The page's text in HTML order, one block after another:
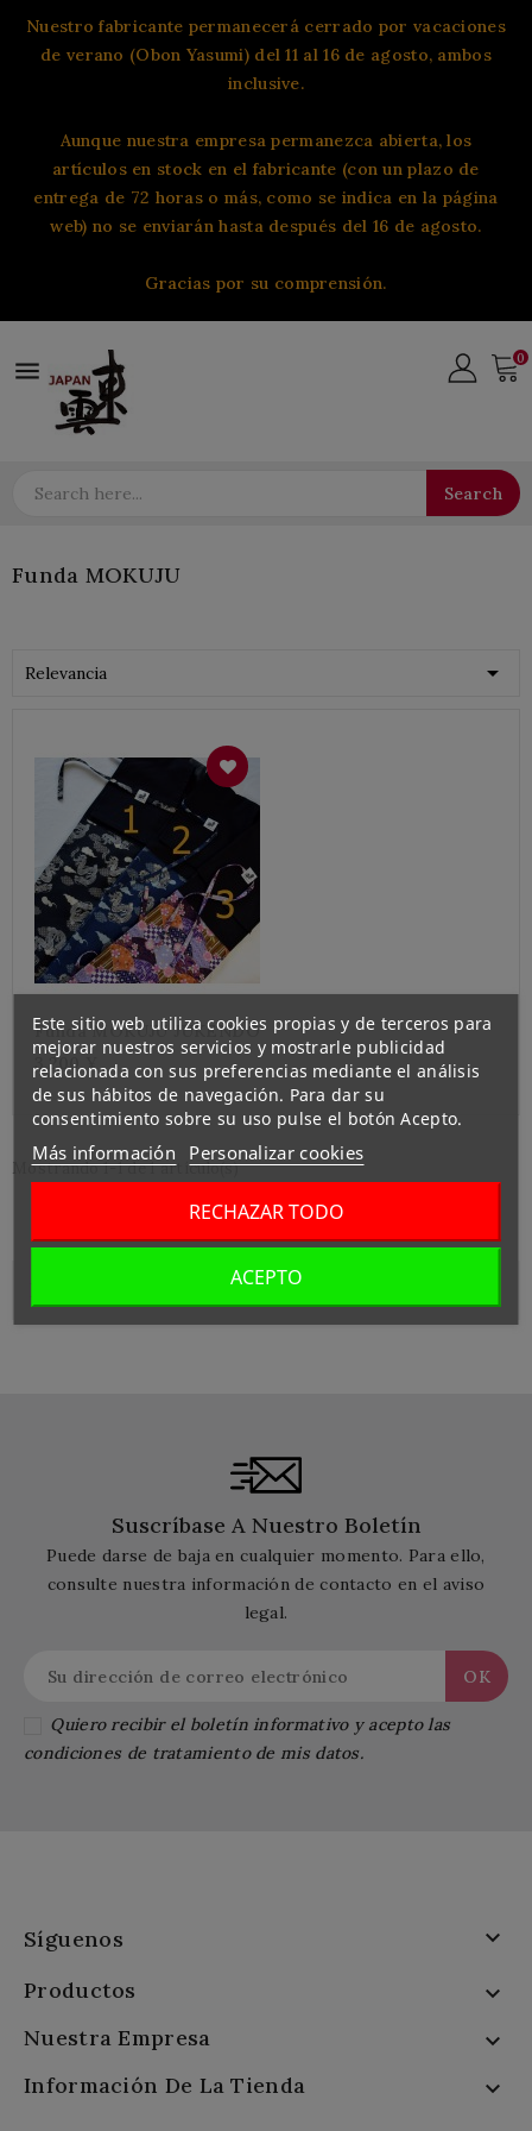
Nuestro fabricante permanecerá cerrado por vacaciones
de verano (Obon Yasumi) del 11 al 16 de agosto, ambos
inclusive.
Aunque nuestra empresa permanezca abierta, los
artículos en stock en el fabricante (con un plazo de
entrega de 72 horas o más, como se indica en la página
web) no se enviarán hasta después del 16 de agosto.
Gracias por su comprensión.
 0
Search
Funda MOKUJU
Relevancia 
Funda MOKUJU JUKENDO
3.200 ¥
Mostrando 1-1 de 1 artículo(s)
Pancarta Izquierda
Suscríbase A Nuestro Boletín
Puede darse de baja en cualquier momento. Para ello,
consulte nuestra información de contacto en el aviso
legal.
Quiero recibir el boletín informativo y acepto las
condiciones de tratamiento de mis datos.
Síguenos 
Productos 
Nuestra Empresa 
Información De La Tienda 
Este sitio web utiliza cookies propias y de terceros para
mejorar nuestros servicios y mostrarle publicidad
relacionada con sus preferencias mediante el análisis
de sus hábitos de navegación. Para dar su
consentimiento sobre su uso pulse el botón Acepto.
Más información Personalizar cookies
RECHAZAR TODO
ACEPTO